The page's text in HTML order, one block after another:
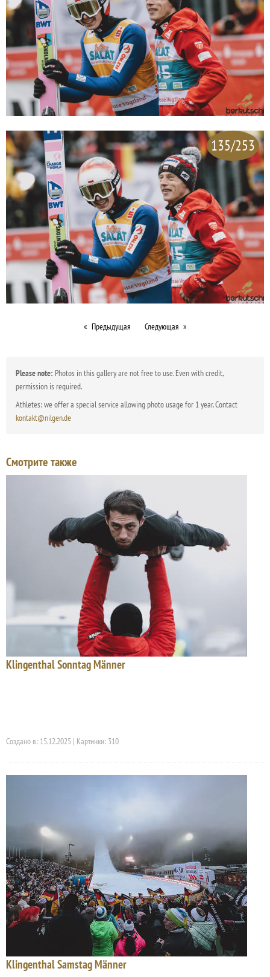
135/253
Предыдущая Следующая
Please note: Photos in this gallery are not free to use. Even with credit,
permission is required.
Athletes: we offer a special service allowing photo usage for 1 year. Contact
kontakt@nilgen.de
Смотрите также
Klingenthal Sonntag Männer
Создано в: 15.12.2025 | Картинки: 310
Klingenthal Samstag Männer